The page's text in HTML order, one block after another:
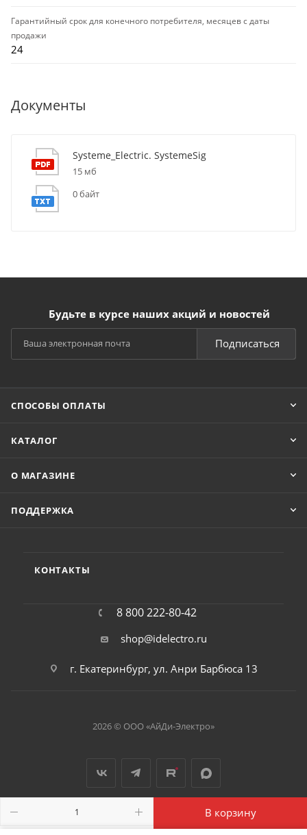
В корзину
Гарантийный срок для конечного потребителя, месяцев с даты
продажи
24
Документы
Systeme_Electric. SystemeSig
15 мб
0 байт
Будьте в курсе наших акций и новостей
Подписаться
СПОСОБЫ ОПЛАТЫ
КАТАЛОГ
О МАГАЗИНЕ
ПОДДЕРЖКА
КОНТАКТЫ
8 800 222-80-42
shop@idelectro.ru
г. Екатеринбург, ул. Анри Барбюса 13
2026 © ООО «АйДи-Электро»